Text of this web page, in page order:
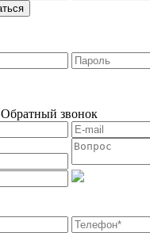
Обратный звонок